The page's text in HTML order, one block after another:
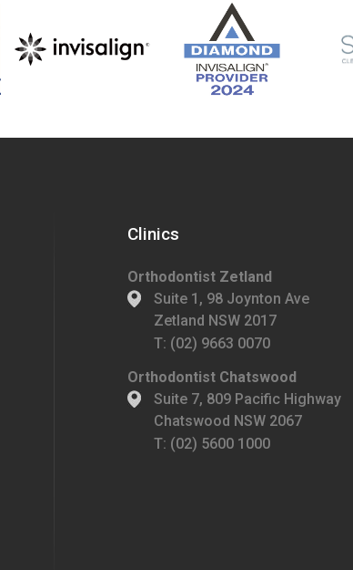
Clinics
Orthodontist Zetland
Suite 1, 98 Joynton Ave
Zetland NSW 2017
T: (02) 9663 0070
Orthodontist Chatswood
Suite 7, 809 Pacific Highway
Chatswood NSW 2067
T: (02) 5600 1000